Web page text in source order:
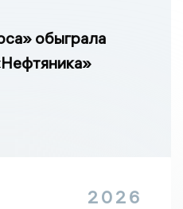
обыграла
2026